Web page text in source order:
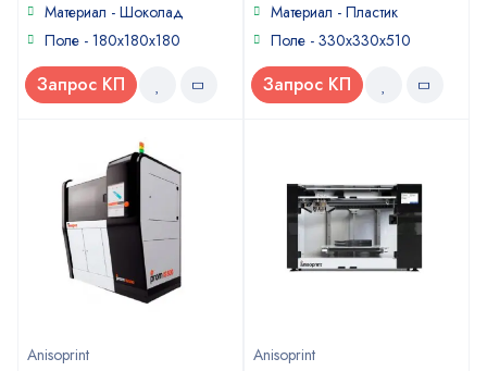
Материал - Шоколад
Поле - 180x180x180
Запрос КП
Материал - Пластик
Поле - 330x330x510
Запрос КП
Anisoprint Anisoprint